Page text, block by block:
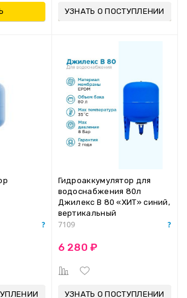
УЗНАТЬ О ПОСТУПЛЕНИИ
Гидроаккумулятор для
водоснабжения 80л
Джилекс В 80 «ХИТ» синий,
вертикальный
7109
6 280 ₽
УЗНАТЬ О ПОСТУПЛЕНИИ